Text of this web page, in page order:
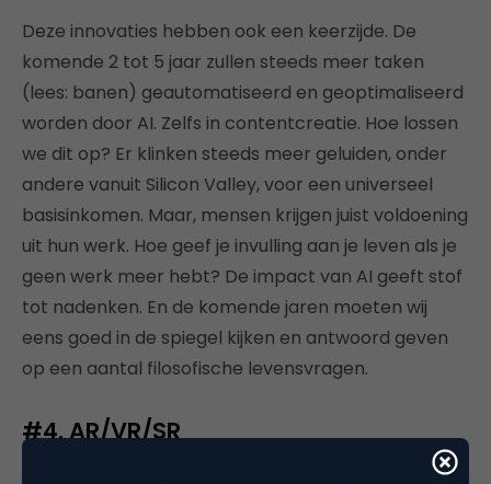
Deze innovaties hebben ook een keerzijde. De
komende 2 tot 5 jaar zullen steeds meer taken
(lees: banen) geautomatiseerd en geoptimaliseerd
worden door AI. Zelfs in contentcreatie. Hoe lossen
we dit op? Er klinken steeds meer geluiden, onder
andere vanuit Silicon Valley, voor een universeel
basisinkomen. Maar, mensen krijgen juist voldoening
uit hun werk. Hoe geef je invulling aan je leven als je
geen werk meer hebt? De impact van AI geeft stof
tot nadenken. En de komende jaren moeten wij
eens goed in de spiegel kijken en antwoord geven
op een aantal filosofische levensvragen.
#4. AR/VR/SR